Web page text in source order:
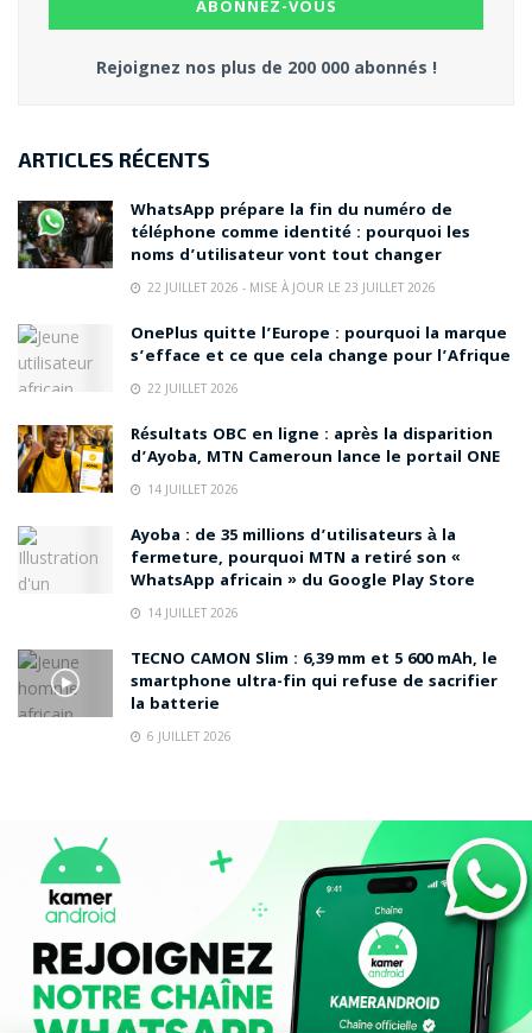
Rejoignez nos plus de 200 000 abonnés !
ARTICLES RÉCENTS
WhatsApp prépare la fin du numéro de
téléphone comme identité : pourquoi les
noms d’utilisateur vont tout changer
22 JUILLET 2026 - MISE À JOUR LE 23 JUILLET 2026
OnePlus quitte l’Europe : pourquoi la marque
s’efface et ce que cela change pour l’Afrique
22 JUILLET 2026
Résultats OBC en ligne : après la disparition
d’Ayoba, MTN Cameroun lance le portail ONE
14 JUILLET 2026
Ayoba : de 35 millions d’utilisateurs à la
fermeture, pourquoi MTN a retiré son «
WhatsApp africain » du Google Play Store
14 JUILLET 2026
TECNO CAMON Slim : 6,39 mm et 5 600 mAh, le
smartphone ultra-fin qui refuse de sacrifier
la batterie
6 JUILLET 2026